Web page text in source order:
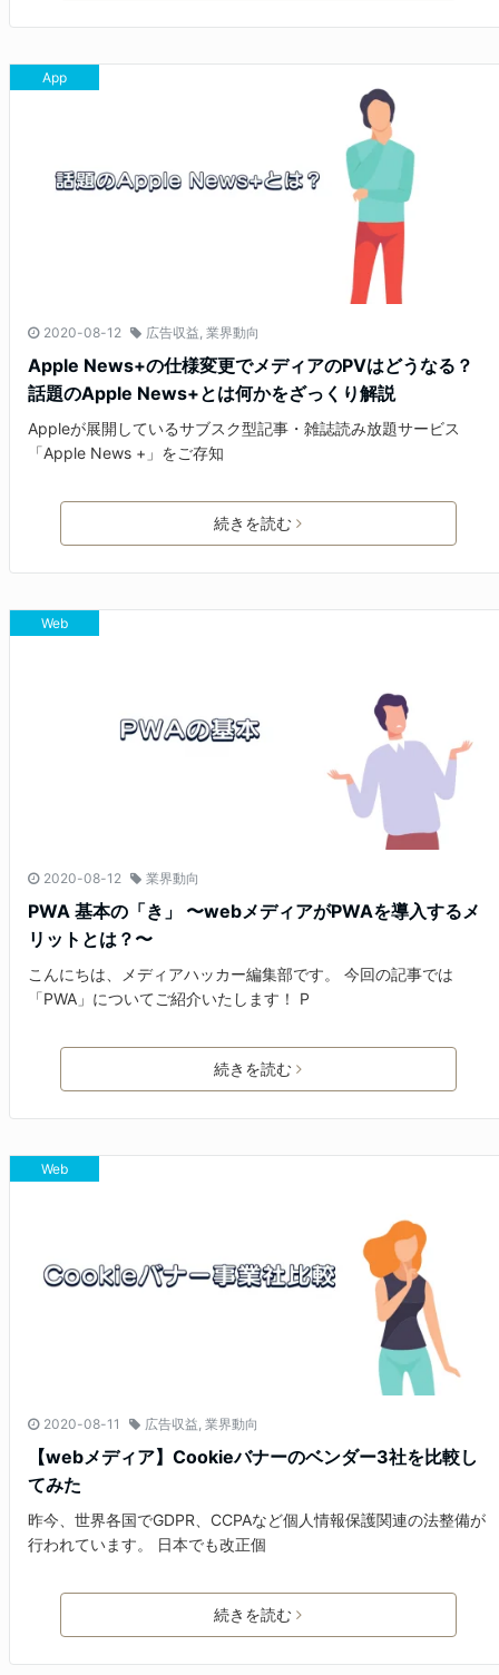
App
2020-08-12 広告収益, 業界動向
Apple News+の仕様変更でメディアのPVはどうなる？
話題のApple News+とは何かをざっくり解説
Appleが展開しているサブスク型記事・雑誌読み放題サービス
「Apple News +」をご存知
続きを読む
Web
2020-08-12 業界動向
PWA 基本の「き」 〜webメディアがPWAを導入するメ
リットとは？〜
こんにちは、メディアハッカー編集部です。 今回の記事では
「PWA」についてご紹介いたします！ P
続きを読む
Web
2020-08-11 広告収益 業界動向
【webメディア】Cookieバナーのベンダー3社を比較し
てみた
昨今、世界各国でGDPR、CCPAなど個人情報保護関連の法整備が
行われています。 日本でも改正個
続きを読む